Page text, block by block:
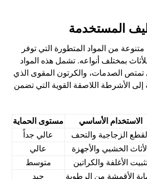
المستخدمة
من المواد المتطورة التي توفر
بمختلف أنواعه. تشمل هذه المواد
تمتص الصدمات، والكرتون المقوى الذي
إلى الأشرطة اللاصقة القوية التي تضمن
الاستخدام الأساسي
مستوى الحماية
القطع الزجاجية والتحف
عالي جداً
الأثاث الخشبي والأجهزة
عالي
الأغلفة والكراتين
متوسط
الأقمشة من الرطوبة جيد